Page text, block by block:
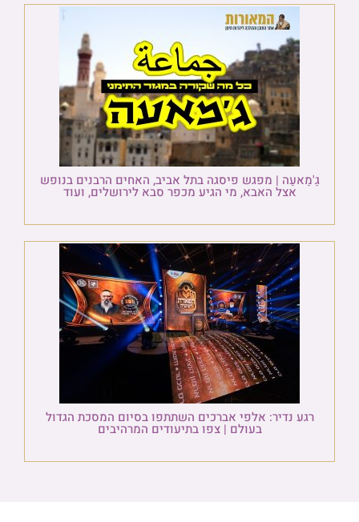
גַ'מַאעַה | מפגש פיסגה בתל אביב, האחים הרבנים בנופש
אצל האבא, מי הגיע מכפר סבא לירושלים, ועוד
רגע נדיר: אלפי אברכים השתתפו בסיום המסכת הגדול
בעולם | צפו בתיעודים המרהיבים